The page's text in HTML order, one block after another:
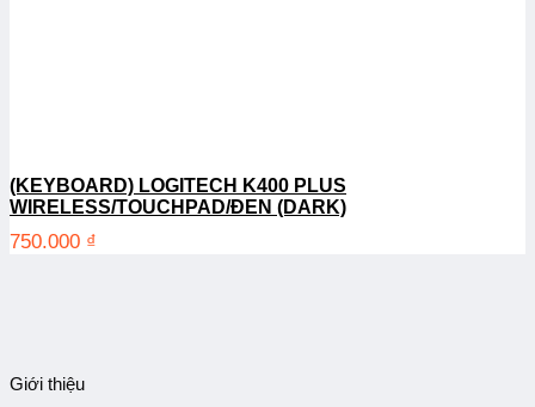
(KEYBOARD) LOGITECH K400 PLUS
WIRELESS/TOUCHPAD/ĐEN (DARK)
750.000 ₫
Giới thiệu